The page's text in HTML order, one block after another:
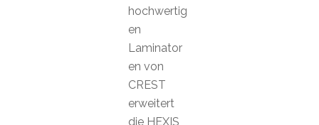
hochwertig
en
Laminator
en von
CREST
erweitert
die HEXIS